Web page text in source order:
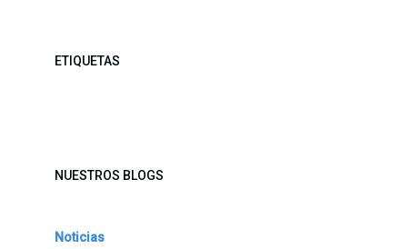
ETIQUETAS
NUESTROS BLOGS
Noticias